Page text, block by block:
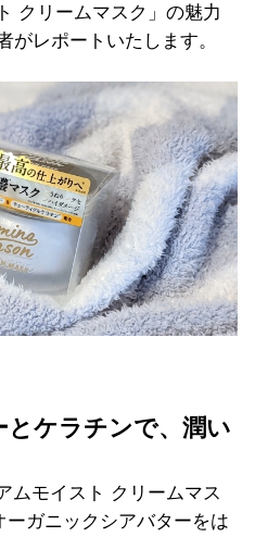
クリームマスク」の魅力
がレポートいたします。
ケラチンで、潤い
ムモイスト クリームマス
ガニックシアバターをは